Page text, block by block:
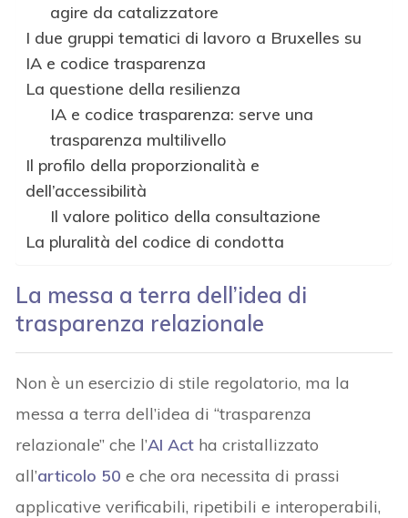
agire da catalizzatore
I due gruppi tematici di lavoro a Bruxelles su
IA e codice trasparenza
La questione della resilienza
IA e codice trasparenza: serve una
trasparenza multilivello
Il profilo della proporzionalità e
dell’accessibilità
Il valore politico della consultazione
La pluralità del codice di condotta
La messa a terra dell’idea di
trasparenza relazionale
Non è un esercizio di stile regolatorio, ma la
messa a terra dell’idea di “trasparenza
relazionale” che l’AI Act ha cristallizzato
all’articolo 50 e che ora necessita di prassi
applicative verificabili, ripetibili e interoperabili,